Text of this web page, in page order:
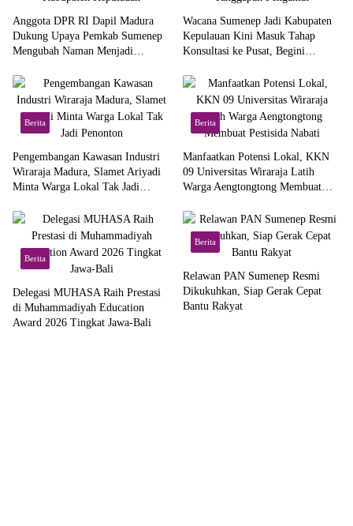
Anggota DPR RI Dapil Madura
Dukung Upaya Pemkab Sumenep
Mengubah Naman Menjadi
Wacana Sumenep Jadi Kabupaten
Kepulauan Kini Masuk Tahap
Konsultasi ke Pusat, Begini
Berita
Pengembangan Kawasan Industri
Wiraraja Madura, Slamet Ariyadi
Minta Warga Lokal Tak Jadi
Berita
Manfaatkan Potensi Lokal, KKN
09 Universitas Wiraraja Latih
Warga Aengtongtong Membuat
Berita
Delegasi MUHASA Raih Prestasi
di Muhammadiyah Education
Award 2026 Tingkat Jawa-Bali
Berita
Relawan PAN Sumenep Resmi
Dikukuhkan, Siap Gerak Cepat
Bantu Rakyat